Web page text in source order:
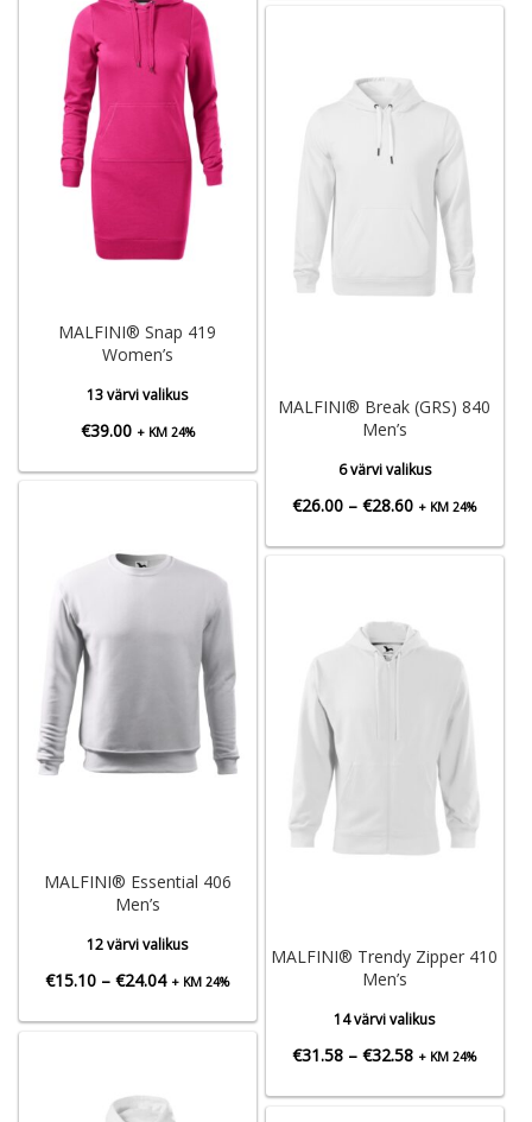
MALFINI® Snap 419
Women’s
13 värvi valikus
€39.00 + KM 24%
MALFINI® Break (GRS) 840
Men’s
6 värvi valikus
€26.00 – €28.60Hinnavahemik:
+ KM 24%
MALFINI® Essential 406
Men’s
12 värvi valikus
€15.10 – €24.04Hinnavahemik:
+ KM 24%
MALFINI® Trendy Zipper 410
Men’s
14 värvi valikus
€31.58 – €32.58Hinnavahemik:
+ KM 24%